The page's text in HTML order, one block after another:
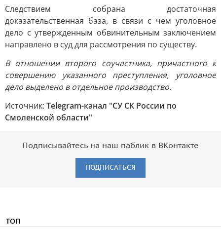
Следствием собрана достаточная
доказательственная база, в связи с чем уголовное
дело с утвержденным обвинительным заключением
направлено в суд для рассмотрения по существу.
В отношении второго соучастника, причастного к
совершению указанного преступления, уголовное
дело выделено в отдельное производство.
Источник: Telegram-канал "СУ СК России по
Смоленской области"
Подписывайтесь на наш паблик в ВКонтакте
ПОДПИСАТЬСЯ
ТОП